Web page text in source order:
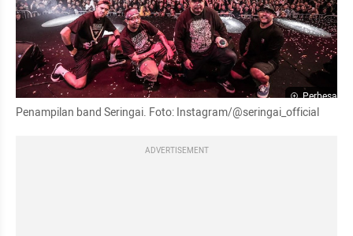
Perbesar
Penampilan band Seringai. Foto: Instagram/@seringai_official
ADVERTISEMENT